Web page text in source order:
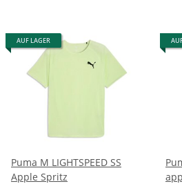
AUF LAGER
Puma M LIGHTSPEED SS
Apple Spritz